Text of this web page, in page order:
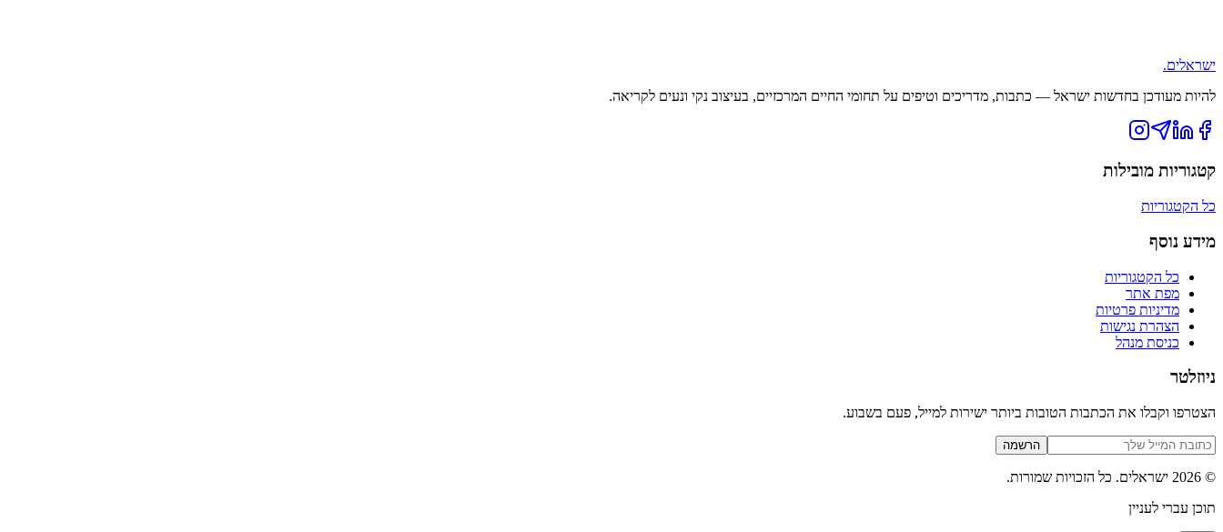
ישראלים.
להיות מעודכן בחדשות ישראל — כתבות, מדריכים וטיפים על תחומי החיים המרכזיים, בעיצוב נקי ונעים לקריאה.
קטגוריות מובילות
כל הקטגוריות
מידע נוסף
כל הקטגוריות
מפת אתר
מדיניות פרטיות
הצהרת נגישות
כניסת מנהל
ניוזלטר
הצטרפו וקבלו את הכתבות הטובות ביותר ישירות למייל, פעם בשבוע.
הרשמה
©
2026 ישראלים. כל הזכויות שמורות.
תוכן עברי לעניין